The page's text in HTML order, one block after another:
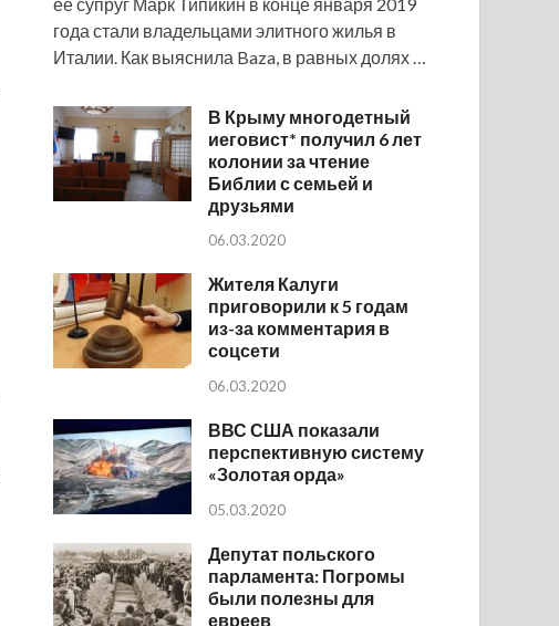
года стали владельцами элитного жилья в
Италии. Как выяснила Baza, в равных долях …
В Крыму многодетный
иеговист* получил 6 лет
колонии за чтение
Библии с семьей и
друзьями
06.03.2020
Жителя Калуги
приговорили к 5 годам
из-за комментария в
соцсети
06.03.2020
ВВС США показали
перспективную систему
«Золотая орда»
05.03.2020
Депутат польского
парламента: Погромы
были полезны для
евреев